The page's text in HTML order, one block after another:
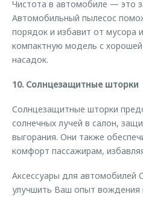
Чистота в автомобиле — это
Автомобильный пылесос
порядок и избавит от мусора
компактную модель с
насадок.
10. Солнцезащитные шторки
Солнцезащитные шторки
солнечных лучей в салон,
выгорания. Они также
комфорт пассажирам,
Аксессуары для автомобилей
улучшить Ваш опыт вождения